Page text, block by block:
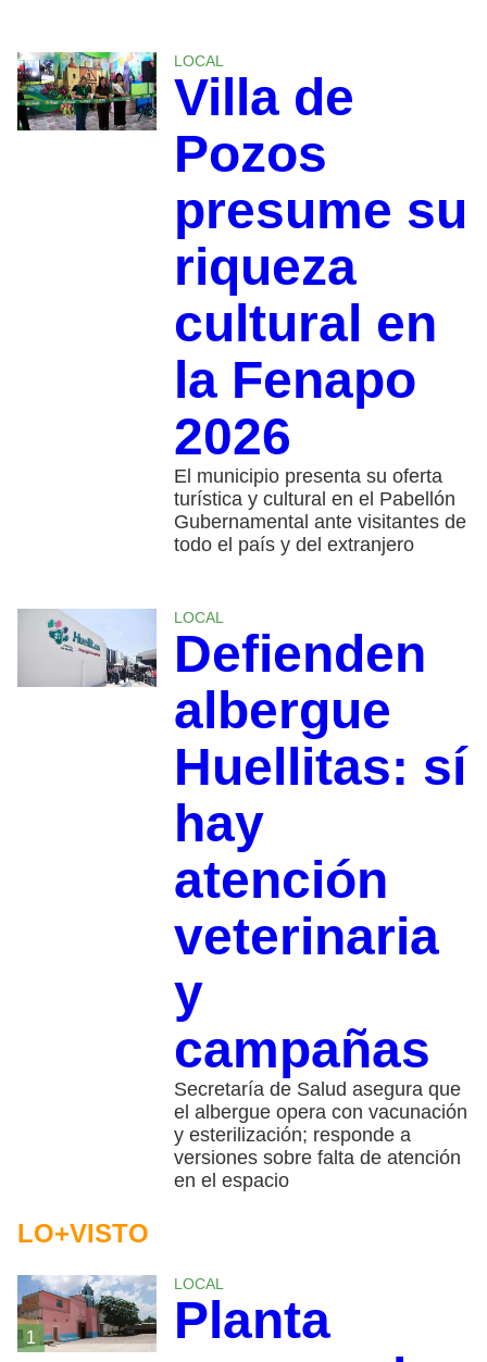
LOCAL
Villa de
Pozos
presume su
riqueza
cultural en
la Fenapo
2026
El municipio presenta su oferta
turística y cultural en el Pabellón
Gubernamental ante visitantes de
todo el país y del extranjero
LOCAL
Defienden
albergue
Huellitas: sí
hay
atención
veterinaria
y
campañas
Secretaría de Salud asegura que
el albergue opera con vacunación
y esterilización; responde a
versiones sobre falta de atención
en el espacio
LO+VISTO
1
LOCAL
Planta